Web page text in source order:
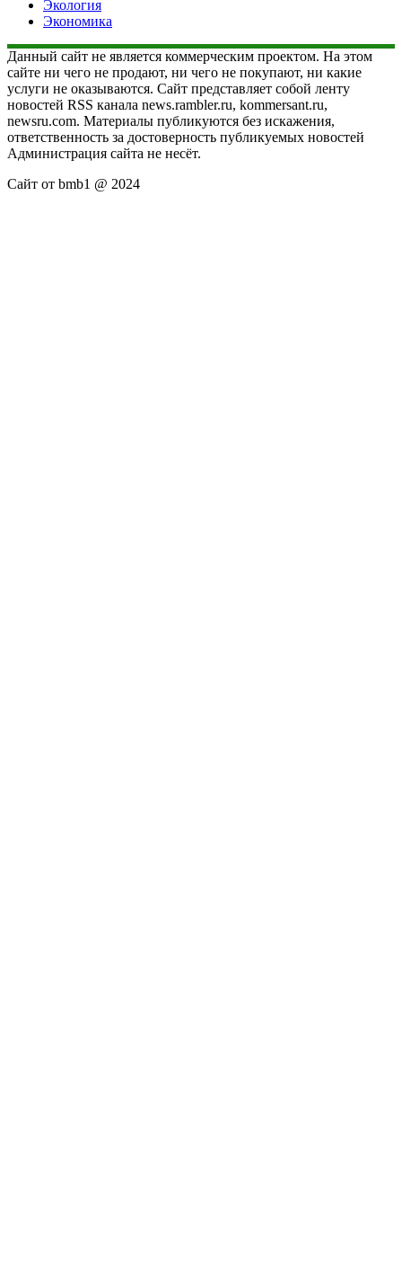
Экология
Экономика
Данный сайт не является коммерческим проектом. На этом
сайте ни чего не продают, ни чего не покупают, ни какие
услуги не оказываются. Сайт представляет собой ленту
новостей RSS канала news.rambler.ru, kommersant.ru,
newsru.com. Материалы публикуются без искажения,
ответственность за достоверность публикуемых новостей
Администрация сайта не несёт.
Сайт от bmb1 @ 2024